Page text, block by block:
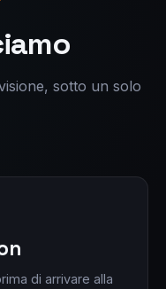
sotto un solo
di arrivare alla